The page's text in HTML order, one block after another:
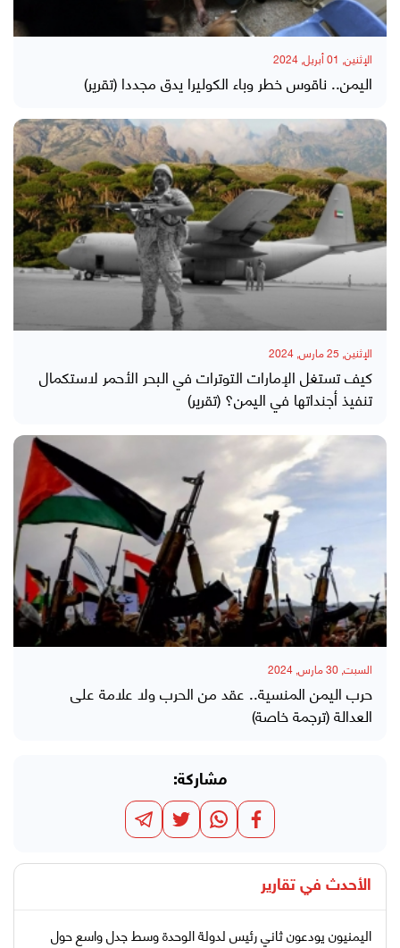
الإثنين, 01 أبريل, 2024
اليمن.. ناقوس خطر وباء الكوليرا يدق مجددا (تقرير)
الإثنين, 25 مارس, 2024
كيف تستغل الإمارات التوترات في البحر الأحمر لاستكمال
تنفيذ أجنداتها في اليمن؟ (تقرير)
السبت, 30 مارس, 2024
حرب اليمن المنسية.. عقد من الحرب ولا علامة على
العدالة (ترجمة خاصة)
مشاركة:
الأحدث في تقارير
اليمنيون يودعون ثاني رئيس لدولة الوحدة وسط جدل واسع حول